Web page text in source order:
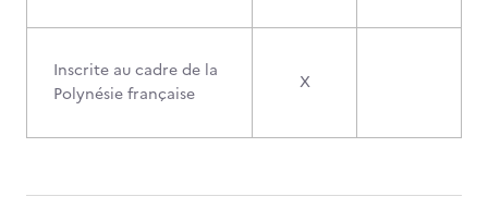
Inscrite au cadre de la
Polynésie française
X